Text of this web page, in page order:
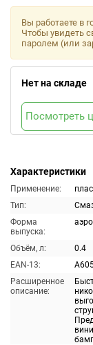
Характеристики
Применение:
Тип:
Форма
выпуска:
Объём, л:
0.4
EAN-13:
Расширенное
описание:
Вы работаете в
Чтобы увидеть
паролем (или
Нет на складе
Посмотреть